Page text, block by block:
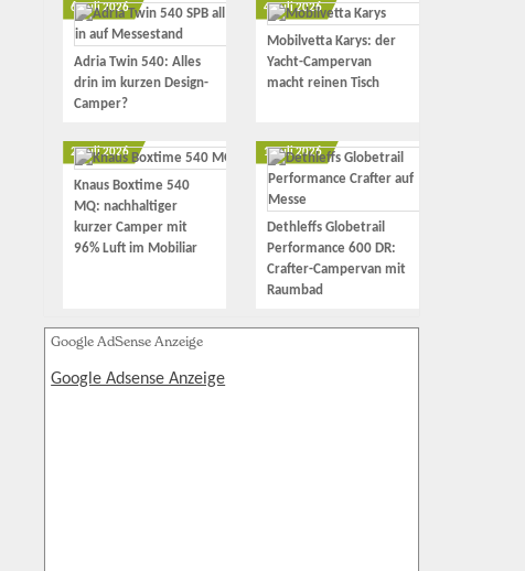
6. Juli 2026
Adria Twin 540: Alles
drin im kurzen Design-
Camper?
4. Juli 2026
Mobilvetta Karys: der
Yacht-Campervan
macht reinen Tisch
2. Juli 2026
Knaus Boxtime 540
MQ: nachhaltiger
kurzer Camper mit
96% Luft im Mobiliar
1. Juli 2026
Dethleffs Globetrail
Performance 600 DR:
Crafter-Campervan mit
Raumbad
Google AdSense Anzeige
Google Adsense Anzeige